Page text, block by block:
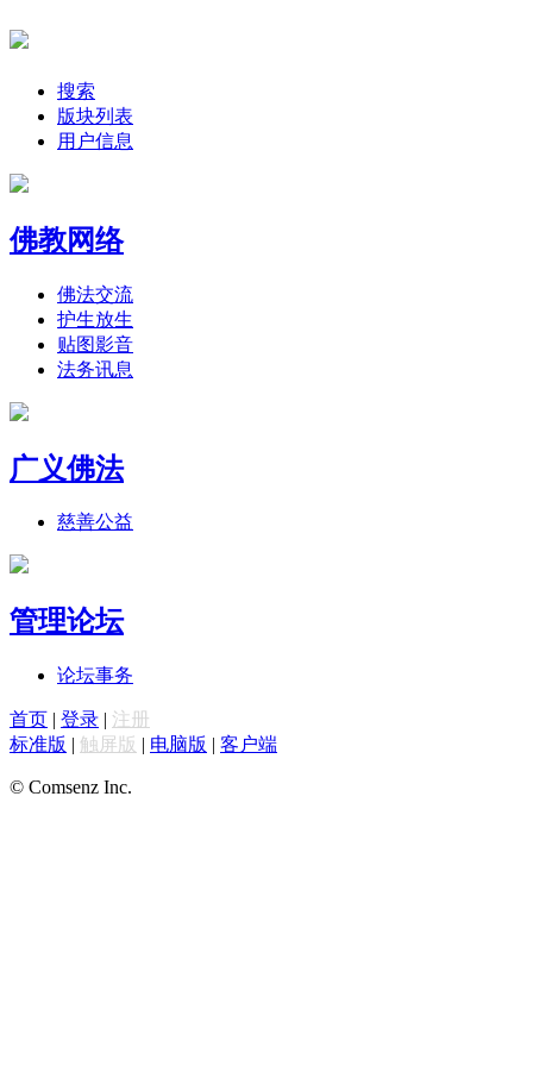
搜索
版块列表
用户信息
佛教网络
佛法交流
护生放生
贴图影音
法务讯息
广义佛法
慈善公益
管理论坛
论坛事务
首页 | 登录 | 注册
标准版 | 触屏版 | 电脑版 | 客户端
© Comsenz Inc.